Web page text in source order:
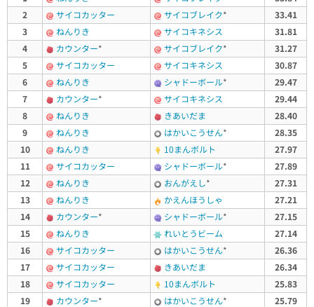
2
サイコカッター サイコブレイク*
33.41
3
ねんりき サイコキネシス
31.81
4
カウンター* サイコブレイク*
31.27
5
サイコカッター サイコキネシス
30.87
6
ねんりき シャドーボール*
29.47
7
カウンター* サイコキネシス
29.44
8
ねんりき きあいだま
28.40
9
ねんりき はかいこうせん*
28.35
10
ねんりき 10まんボルト
27.97
11
サイコカッター シャドーボール*
27.89
12
ねんりき おんがえし*
27.31
13
ねんりき かえんほうしゃ
27.21
14
カウンター* シャドーボール*
27.15
15
ねんりき れいとうビーム
27.14
16
サイコカッター はかいこうせん*
26.36
17
サイコカッター きあいだま
26.34
18
サイコカッター 10まんボルト
25.83
19
カウンター* はかいこうせん*
25.79